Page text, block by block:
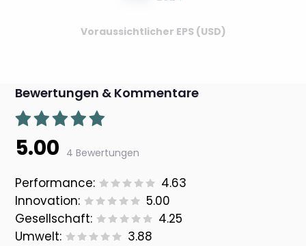
Voraussichtlicher EPS (USD)
Bewertungen & Kommentare
5.00 4 Bewertungen
Performance:
4.63
Innovation:
5.00
Gesellschaft:
4.25
Umwelt:
3.88